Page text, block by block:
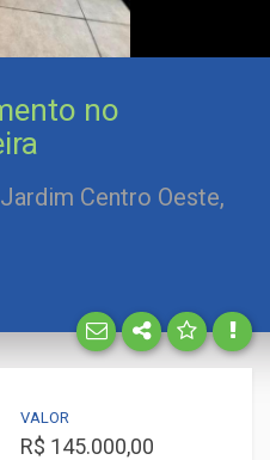
no
Centro Oeste,
VALOR
R$ 145.000,00